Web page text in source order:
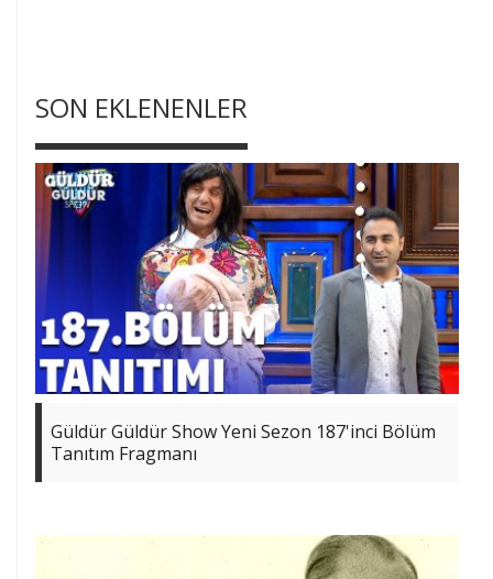
SON EKLENENLER
Güldür Güldür Show Yeni Sezon 187'inci Bölüm
Tanıtım Fragmanı